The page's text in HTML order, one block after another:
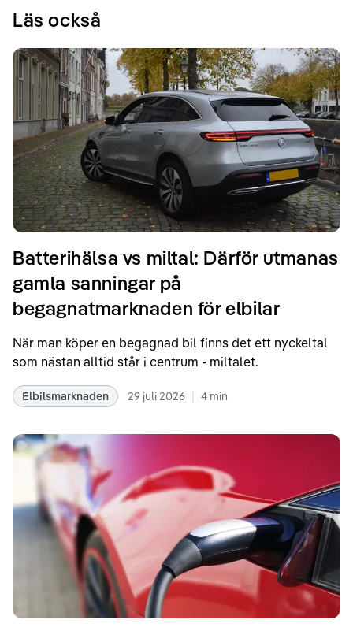
Läs också
Batterihälsa vs miltal: Därför utmanas
gamla sanningar på
begagnatmarknaden för elbilar
När man köper en begagnad bil finns det ett nyckeltal
som nästan alltid står i centrum - miltalet.
Elbilsmarknaden 29 juli 2026 | 4 min